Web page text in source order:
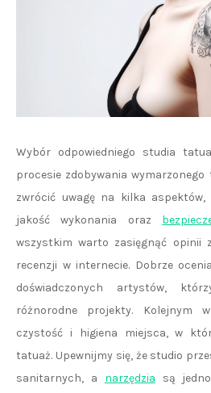
Wybór odpowiedniego studia
procesie zdobywania
zwrócić uwagę na kilka
jakość wykonania oraz
wszystkim warto zasięgnąć opinii
recenzji w internecie. Dobrze
doświadczonych artystów,
różnorodne projekty. Kolejnym
czystość i higiena miejsca, w
tatuaż. Upewnijmy się, że studio
sanitarnych, a narzędzia są